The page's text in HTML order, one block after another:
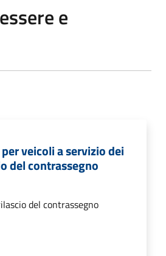
e
veicoli a servizio dei
del contrassegno
del contrassegno